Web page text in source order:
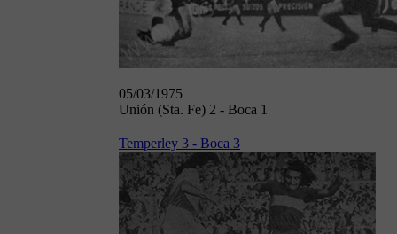
05/03/1975
Unión (Sta. Fe) 2 - Boca 1
Temperley 3 - Boca 3